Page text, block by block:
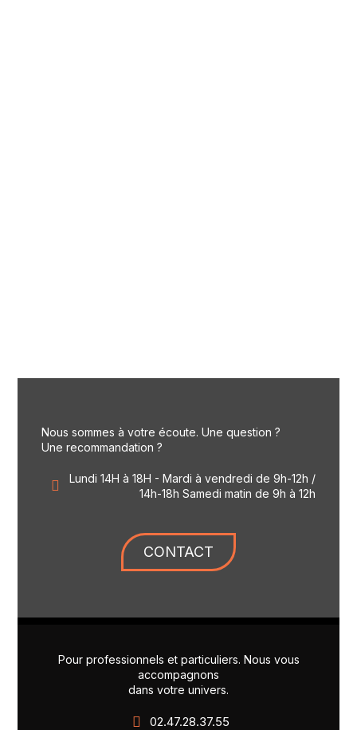
Nous sommes à votre écoute. Une question ?
Une recommandation ?
Lundi 14H à 18H - Mardi à vendredi de 9h-12h /
14h-18h Samedi matin de 9h à 12h
CONTACT
Pour professionnels et particuliers. Nous vous
accompagnons
dans votre univers.
02.47.28.37.55